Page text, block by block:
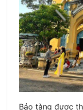
Bảo tàng được